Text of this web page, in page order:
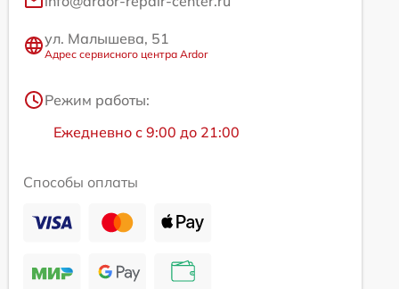
ул. Малышева, 51
Адрес сервисного центра Ardor
Режим работы:
Ежедневно с 9:00 до 21:00
Способы оплаты